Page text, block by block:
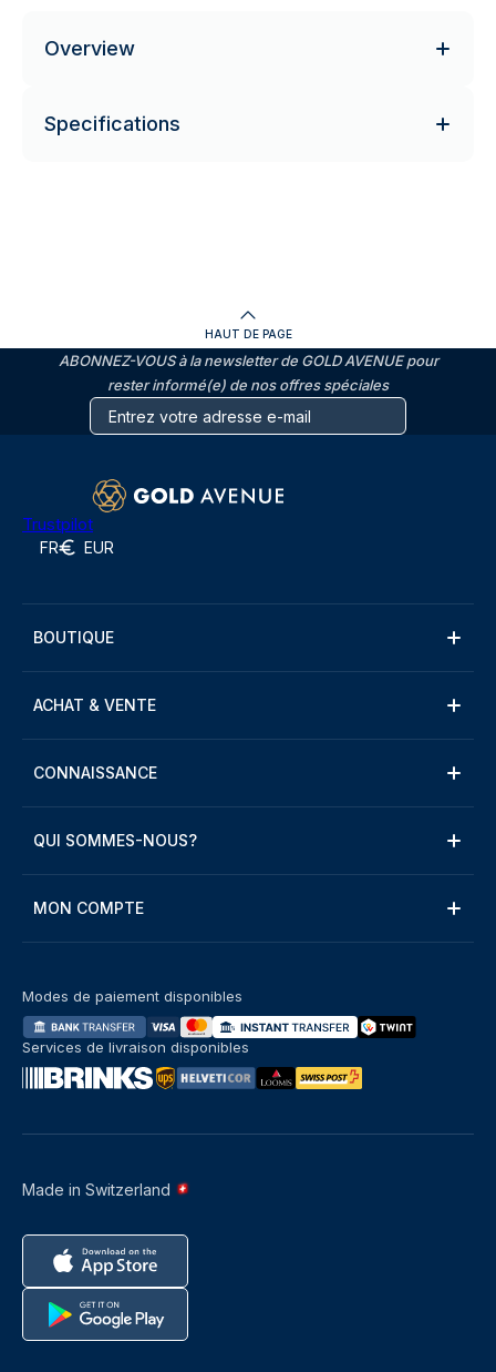
Overview
Specifications
HAUT DE PAGE
ABONNEZ-VOUS à la newsletter de GOLD AVENUE pour
rester informé(e) de nos offres spéciales
Trustpilot
FR EUR
BOUTIQUE
ACHAT & VENTE
CONNAISSANCE
QUI SOMMES-NOUS?
MON COMPTE
Made in Switzerland
Modes de paiement disponibles
Services de livraison disponibles